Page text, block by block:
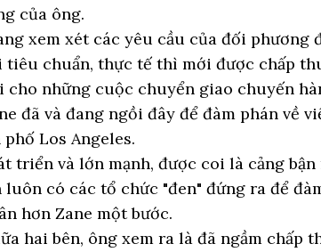
của ông.
xem xét các yêu cầu của đối phương
chuẩn, thực tế thì mới được chấp
cho những cuộc chuyển giao chuyến
đã và đang ngồi đây để đàm phán về
Los Angeles.
triển và lớn mạnh, được coi là cảng
có các tổ chức "đen" đứng ra để
hơn Zane một bước.
hai bên, ông xem ra là đã ngầm chấp